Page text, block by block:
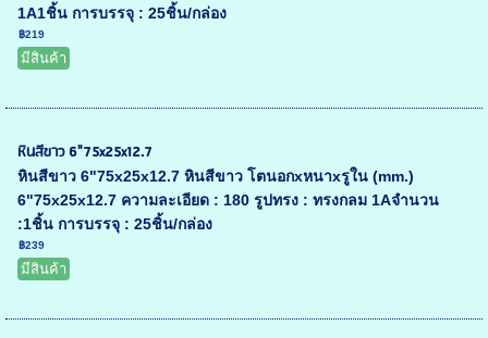
1A1ชิ้น การบรรจุ : 25ชิ้น/กล่อง
฿219
มีสินค้า
หินสีขาว 6"75x25x12.7
หินสีขาว 6"75x25x12.7 หินสีขาว โตนอกxหนาxรูใน (mm.)
6"75x25x12.7 ความละเอียด : 180 รูปทรง : ทรงกลม 1Aจำนวน
:1ชิ้น การบรรจุ : 25ชิ้น/กล่อง
฿239
มีสินค้า